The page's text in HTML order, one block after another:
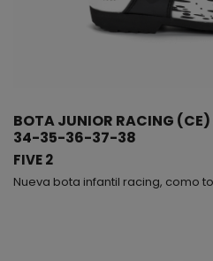
BOTA JUNIOR RACING
34-35-36-37-38
FIVE 2